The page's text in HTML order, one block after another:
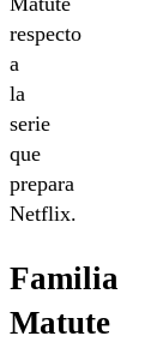
respecto
a
la
serie
que
prepara
Netflix.
Familia
Matute